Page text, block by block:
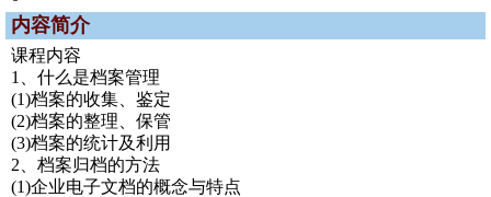
内容简介
课程内容
1、什么是档案管理
(1)档案的收集、鉴定
(2)档案的整理、保管
(3)档案的统计及利用
2、档案归档的方法
(1)企业电子文档的概念与特点